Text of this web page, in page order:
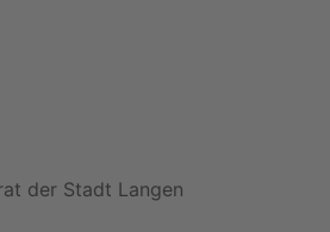
der Stadt Langen